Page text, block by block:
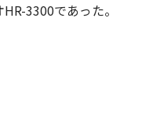
3300であった。